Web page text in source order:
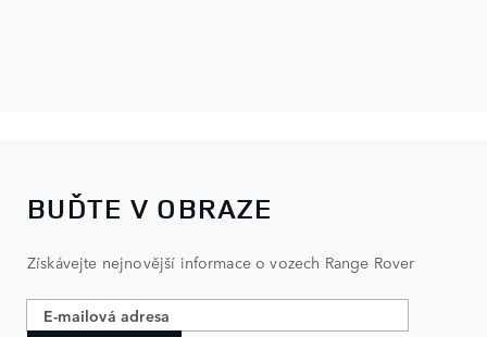
BUĎTE V OBRAZE
Získávejte nejnovější informace o vozech Range Rover